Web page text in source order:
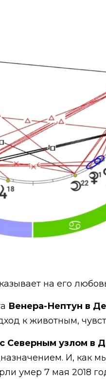
на его
Венера-Нептун в
к животным,
Северным узлом в
И, как
умер 7 мая 2018